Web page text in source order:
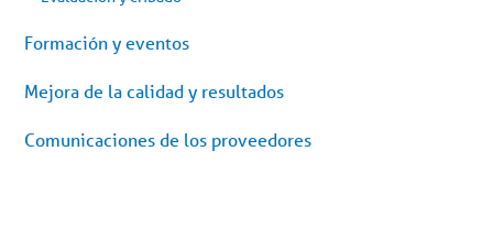
Formación y eventos
Mejora de la calidad y resultados
Comunicaciones de los proveedores